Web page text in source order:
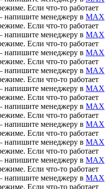
Если что-то работает
напишите менеджеру в MAX
Если что-то работает
напишите менеджеру в MAX
Если что-то работает
напишите менеджеру в MAX
Если что-то работает
напишите менеджеру в MAX
Если что-то работает
напишите менеджеру в MAX
Если что-то работает
напишите менеджеру в MAX
Если что-то работает
напишите менеджеру в MAX
Если что-то работает
напишите менеджеру в MAX
Если что-то работает
напишите менеджеру в MAX
Если что-то работает
напишите менеджеру в MAX
Если что-то работает